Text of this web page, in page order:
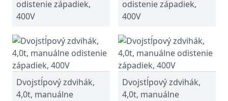
odistenie západiek,
400V
odistenie západiek,
400V
Dvojstĺpový zdvihák,
4,0t, manuálne
Dvojstĺpový zdvihák,
4,0t, manuálne